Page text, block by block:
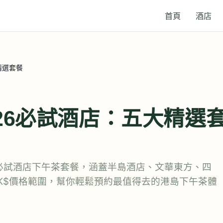
首頁 酒店
套餐
必試酒店：五大精選
酒店下午茶套餐，涵蓋半島酒店、文華東方、四
價格範圍，幫你輕鬆預約最值得去的港島下午茶體